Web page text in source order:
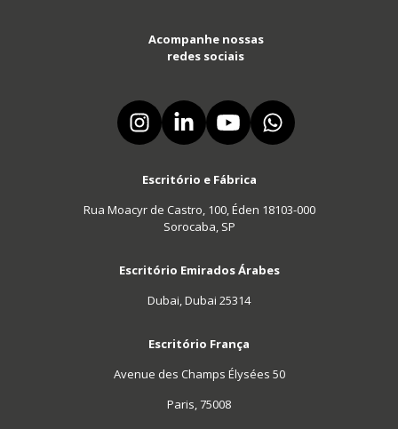
Escritório e Fábrica
Rua Moacyr de Castro, 100, Éden 18103-000
Sorocaba, SP
Escritório Emirados Árabes
Dubai, Dubai 25314
Escritório França
Avenue des Champs Élysées 50
Paris, 75008
Acompanhe nossas
redes sociais